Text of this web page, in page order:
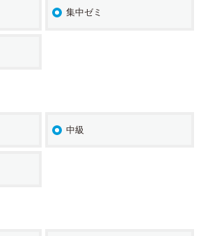
集中ゼミ
中級